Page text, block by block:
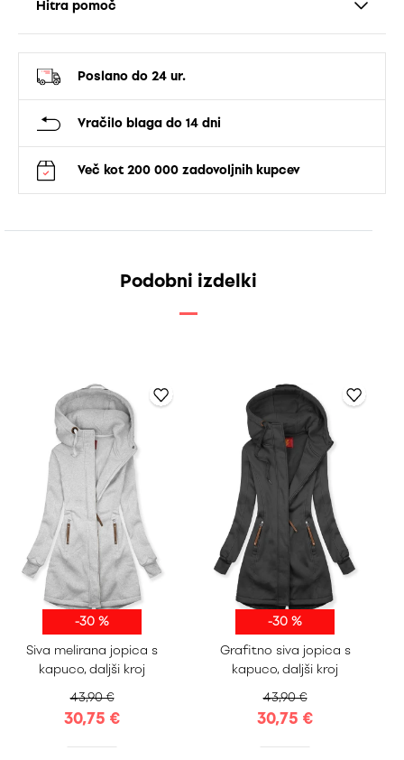
Poslano do 24 ur.
Vračilo blaga do 14 dni
Več kot 200 000 zadovoljnih kupcev
Hitra pomoč
Podobni izdelki
-30 %
Siva melirana jopica s
kapuco, daljši kroj
43,90 €
30,75 €
S M L
XL
XXL
-30 %
Grafitno siva jopica s
kapuco, daljši kroj
43,90 €
30,75 €
S M L
XL
XXL